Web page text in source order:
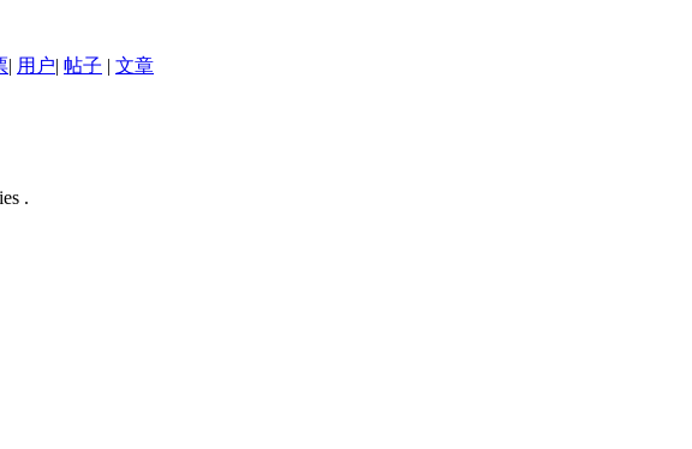
| 用户| 帖子 | 文章
.